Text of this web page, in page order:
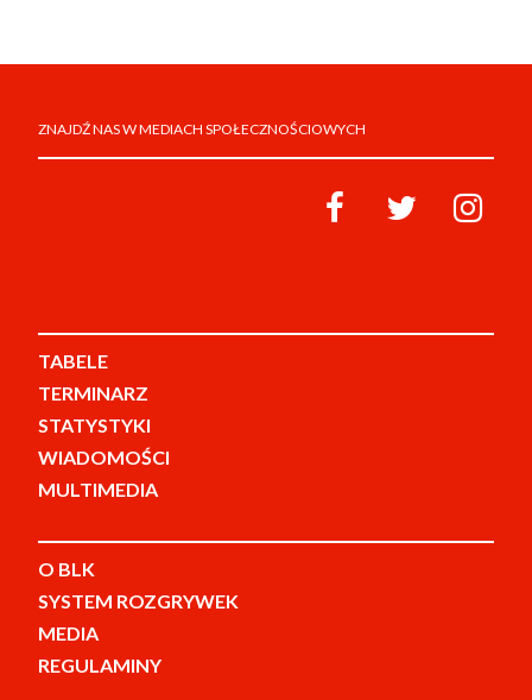
ZNAJDŹ NAS W MEDIACH SPOŁECZNOŚCIOWYCH
TABELE
TERMINARZ
STATYSTYKI
WIADOMOŚCI
MULTIMEDIA
O BLK
SYSTEM ROZGRYWEK
MEDIA
REGULAMINY